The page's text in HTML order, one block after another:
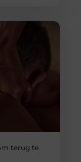
terug te